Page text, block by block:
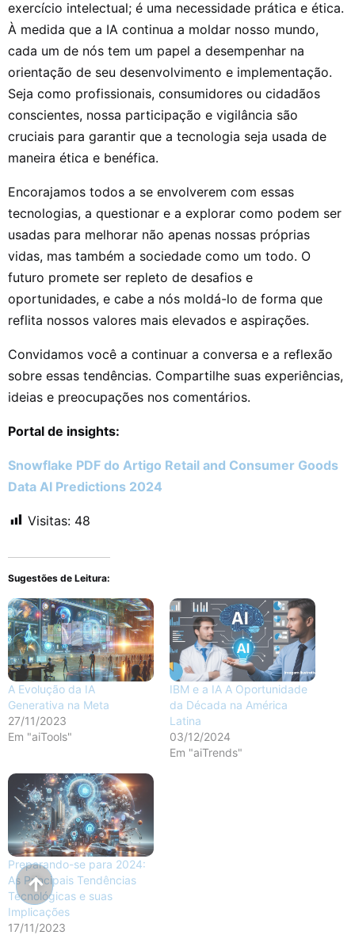
exercício intelectual; é uma necessidade prática e ética.
À medida que a IA continua a moldar nosso mundo,
cada um de nós tem um papel a desempenhar na
orientação de seu desenvolvimento e implementação.
Seja como profissionais, consumidores ou cidadãos
conscientes, nossa participação e vigilância são
cruciais para garantir que a tecnologia seja usada de
maneira ética e benéfica.
Encorajamos todos a se envolverem com essas
tecnologias, a questionar e a explorar como podem ser
usadas para melhorar não apenas nossas próprias
vidas, mas também a sociedade como um todo. O
futuro promete ser repleto de desafios e
oportunidades, e cabe a nós moldá-lo de forma que
reflita nossos valores mais elevados e aspirações.
Convidamos você a continuar a conversa e a reflexão
sobre essas tendências. Compartilhe suas experiências,
ideias e preocupações nos comentários.
Portal de insights:
Snowflake PDF do Artigo Retail and Consumer Goods
Data AI Predictions 2024
Visitas: 48
Sugestões de Leitura:
A Evolução da IA
Generativa na Meta
27/11/2023
Em "aiTools"
IBM e a IA A Oportunidade
da Década na América
Latina
03/12/2024
Em "aiTrends"
Preparando-se para 2024:
As Principais Tendências
Tecnológicas e suas
Implicações
17/11/2023